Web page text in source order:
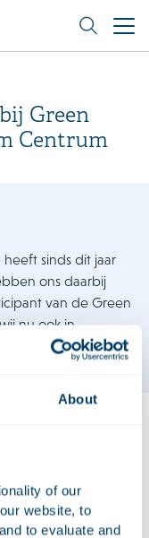
About
of our
website, to
to evaluate and
Green
Centrum
sinds dit jaar
ons daarbij
van de Green
nu ook in
(GBCRC) werkt
handen uit
ambities rondom
mobiliteit & logistiek